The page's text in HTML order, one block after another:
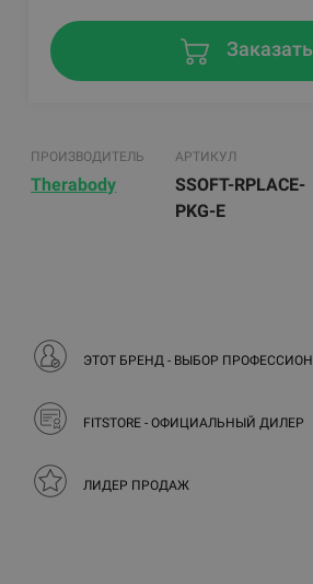
Заказать
ПРОИЗВОДИТЕЛЬ
Therabody
АРТИКУЛ
SSOFT-RPLACE-
PKG-E
ЭТОТ БРЕНД - ВЫБОР
FITSTORE - ОФИЦИАЛЬНЫЙ ДИЛЕР
ЛИДЕР ПРОДАЖ